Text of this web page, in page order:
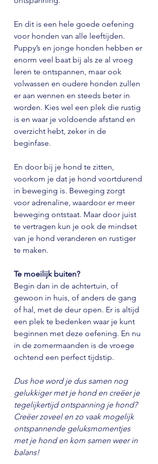
En dit is een hele goede oefening
voor honden van alle leeftijden.
Puppy’s en jonge honden hebben er
enorm veel baat bij als ze al vroeg
leren te ontspannen, maar ook
volwassen en oudere honden zullen
er aan wennen en steeds beter in
worden. Kies wel een plek die rustig
is en waar je voldoende afstand en
overzicht hebt, zeker in de
beginfase.
En door bij je hond te zitten,
voorkom je dat je hond voortdurend
in beweging is. Beweging zorgt
voor adrenaline, waardoor er meer
beweging ontstaat. Maar door juist
te vertragen kun je ook de mindset
van je hond veranderen en rustiger
te maken.
Te moeilijk buiten?
Begin dan in de achtertuin, of
gewoon in huis, of anders de gang
of hal, met de deur open. Er is altijd
een plek te bedenken waar je kunt
beginnen met deze oefening. En nu
in de zomermaanden is de vroege
ochtend een perfect tijdstip.
Dus hoe word je dus samen nog
gelukkiger met je hond en creëer je
tegelijkertijd ontspanning je hond?
Creëer zoveel en zo vaak mogelijk
ontspannende geluksmomentjes
met je hond en kom samen weer in
balans!